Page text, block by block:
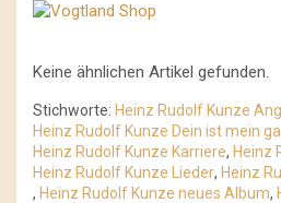
Keine ähnlichen Artikel gefunden.
Stichworte: Heinz Rudolf Kunze
Heinz Rudolf Kunze Dein ist mein
Heinz Rudolf Kunze Karriere, Heinz
Heinz Rudolf Kunze Lieder, Heinz
, Heinz Rudolf Kunze neues Album,